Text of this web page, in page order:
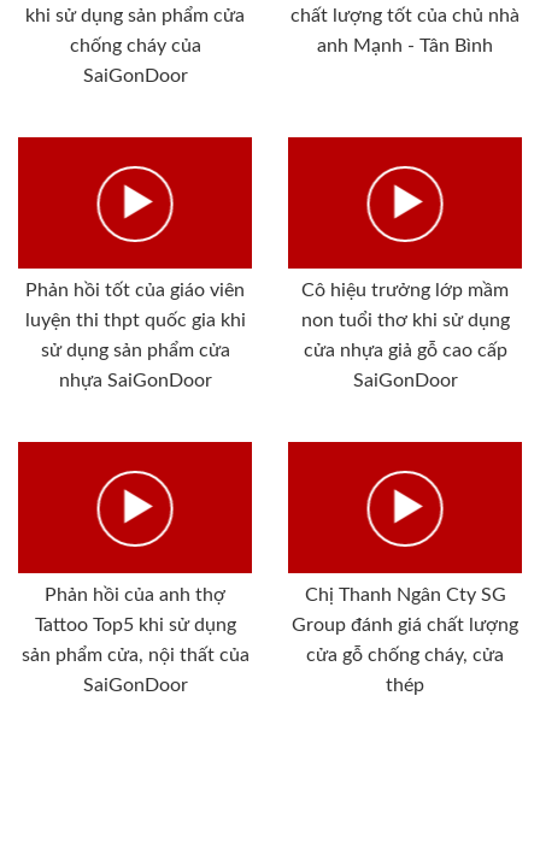
khi sử dụng sản phẩm cửa
chống cháy của
SaiGonDoor
chất lượng tốt của chủ nhà
anh Mạnh - Tân Bình
Phản hồi tốt của giáo viên
luyện thi thpt quốc gia khi
sử dụng sản phẩm cửa
nhựa SaiGonDoor
Cô hiệu trưởng lớp mầm
non tuổi thơ khi sử dụng
cửa nhựa giả gỗ cao cấp
SaiGonDoor
Phản hồi của anh thợ
Tattoo Top5 khi sử dụng
sản phẩm cửa, nội thất của
SaiGonDoor
Chị Thanh Ngân Cty SG
Group đánh giá chất lượng
cửa gỗ chống cháy, cửa
thép